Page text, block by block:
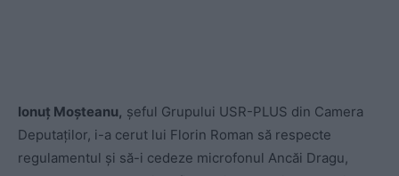
Ionuț Moșteanu, șeful Grupului USR-PLUS din Camera
Deputaților, i-a cerut lui Florin Roman să respecte
regulamentul și să-i cedeze microfonul Ancăi Dragu,